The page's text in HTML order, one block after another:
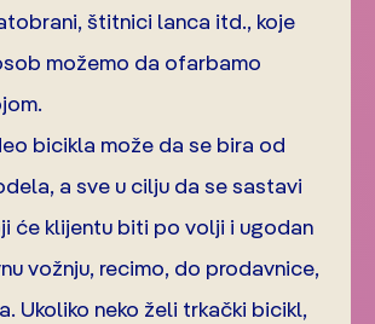
štitnici lanca itd., koje
možemo da ofarbamo
bicikla može da se bira od
a sve u cilju da se sastavi
će klijentu biti po volji i ugodan
vožnju, recimo, do prodavnice,
Ukoliko neko želi trkački bicikl,